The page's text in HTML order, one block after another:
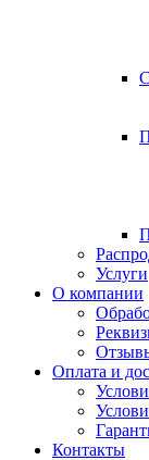
Услуги
О компании
Оплата и
Контакты